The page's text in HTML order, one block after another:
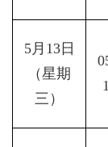
5月13日
（星期
三）